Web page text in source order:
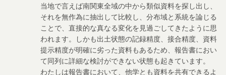
当地で言えば南関東全域の中から類似資料を探し出し、
それを無作為に抽出して比較し、分布域と系統を論じる
ことで、直接的な真なる変化を見過ごしてきたように思
われます。しかも出土状態の記録精度、接合精度、資料
提示精度が明確に劣った資料もあるため、報告書におい
て同列に詳細な検討ができない状態も起きています。
わたしは報告書において、他学とも資料を共有できるよ